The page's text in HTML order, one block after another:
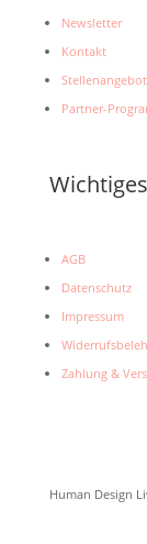
Newsletter
Kontakt
Partner-
Wichtiges
AGB
Datenschutz
Impressum
Zahlung &
Human Design